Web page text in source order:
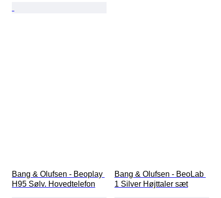
Bang & Olufsen - Beoplay
H95 Sølv. Hovedtelefon
Bang & Olufsen - BeoLab
1 Silver Højttaler sæt